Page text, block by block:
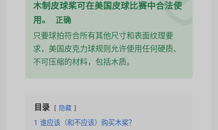
木制皮球桨可在美国皮球比赛中合法使
用。
正确
只要球拍符合所有其他尺寸和表面纹理要
求，美国皮克力球规则允许使用任何硬质、
不可压缩的材料，包括木质。
目录 隐藏
1 谁应该（和不应该）购买木桨？